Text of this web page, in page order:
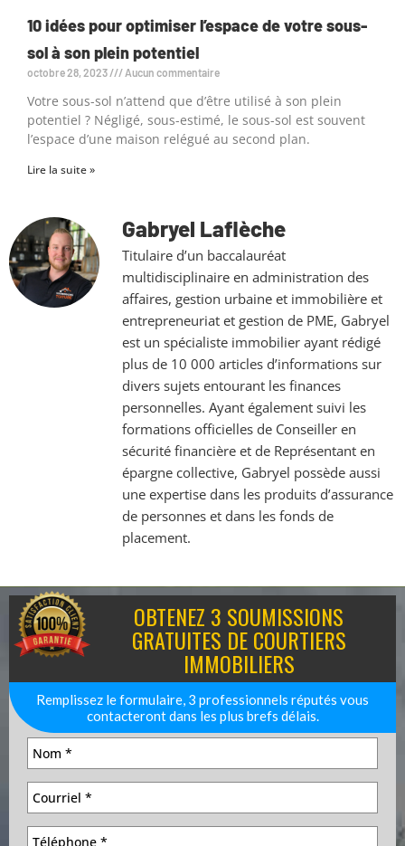
10 idées pour optimiser l’espace de votre sous-
sol à son plein potentiel
octobre 28, 2023 Aucun commentaire
Votre sous-sol n’attend que d’être utilisé à son plein
potentiel ? Négligé, sous-estimé, le sous-sol est souvent
l’espace d’une maison relégué au second plan.
Lire la suite »
Gabryel Laflèche
Titulaire d’un baccalauréat
multidisciplinaire en administration des
affaires, gestion urbaine et immobilière et
entrepreneuriat et gestion de PME, Gabryel
est un spécialiste immobilier ayant rédigé
plus de 10 000 articles d’informations sur
divers sujets entourant les finances
personnelles. Ayant également suivi les
formations officielles de Conseiller en
sécurité financière et de Représentant en
épargne collective, Gabryel possède aussi
une expertise dans les produits d’assurance
de personnes et dans les fonds de
placement.
OBTENEZ 3 SOUMISSIONS
GRATUITES DE COURTIERS
IMMOBILIERS
Remplissez le formulaire, 3 professionnels réputés vous
contacteront dans les plus brefs délais.